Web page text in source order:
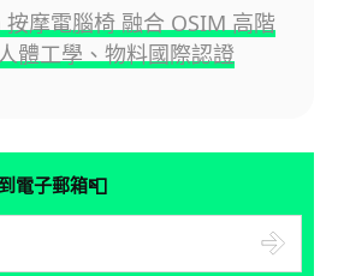
摩電腦椅 融合 OSIM 高階
體工學、物料國際認證
電子郵箱📮